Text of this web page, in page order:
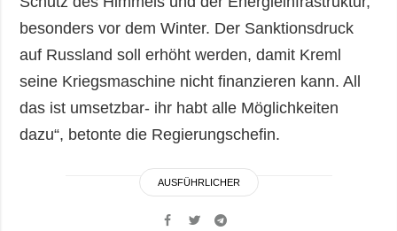
besonders vor dem Winter. Der Sanktionsdruck
auf Russland soll erhöht werden, damit Kreml
seine Kriegsmaschine nicht finanzieren kann. All
das ist umsetzbar- ihr habt alle Möglichkeiten
dazu“, betonte die Regierungschefin.
AUSFÜHRLICHER